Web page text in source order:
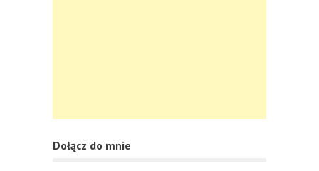
Dołącz do mnie